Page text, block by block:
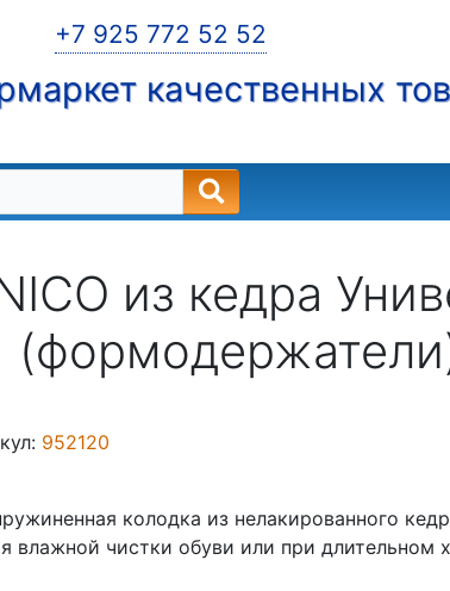
+7 925 772 52 52
качественных
из кедра
952120
колодка из нелакированного
влажной чистки обуви или при длительном